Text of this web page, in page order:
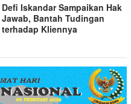
Defi Iskandar Sampaikan Hak
Jawab, Bantah Tudingan
terhadap Kliennya